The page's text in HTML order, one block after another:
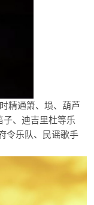
精通箫、埙、葫芦
子、迪吉里杜等乐
令乐队、民谣歌手